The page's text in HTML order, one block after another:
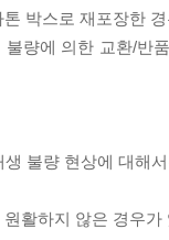
박스로 재포장한
량에 의한 교환/반
불량 현상에 대해
활하지 않은 경우